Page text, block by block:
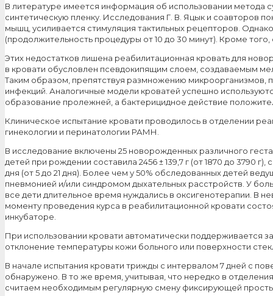
В литературе имеется информация об использовании
синтетическую пленку. Исследования Г. В. Яцык и соавторов
мышц, усиливается стимуляция тактильных рецепторов.
(продолжительность процедуры от 10 до 30 минут). Кроме
Этих недостатков лишена реабилитационная кровать для
в кровати обусловлен псевдокипящим слоем, создаваемым
Таким образом, препятствуя размножению микроорганизмов,
инфекций. Аналогичные модели кроватей успешно
образование пролежней, а бактерицидное действие
Клиническое испытание кровати проводилось в отделении
гинекологии и перинатологии РАМН.
В исследование включены 25 новорожденных различного
детей при рождении составила 2456 ± 139,7 г (от 1870 до 3790
дня (от 5 до 21 дня). Более чем у 50% обследованных детей
пневмонией и/или синдромом дыхательных расстройств. У
все дети длительное время нуждались в оксигенотерапии. В
моменту проведения курса в реабилитационной кровати
инкубаторе.
При использовании кровати автоматически поддерживается
отклонение температуры кожи больного или поверхности
В начале испытания кровати трижды с интервалом 7 дней с
обнаружено. В то же время, учитывая, что нередко в
считаем необходимым регулярную смену фиксирующей